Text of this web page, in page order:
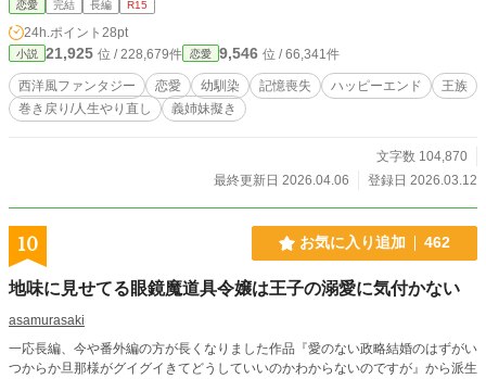
度は利用なんかされない！ 自分の人生を生きると決めた。 ※作者の妄想の産物
です 海よりも広い心でお読みください 4/3短編から長編に変更しました 他サイ
トにも投稿しています
恋愛 完結 長編 R15
24h.ポイント 28pt
小説 21,925 位 / 228,679件 恋愛 9,546 位 / 66,341件
西洋風ファンタジー 恋愛 幼馴染 記憶喪失 ハッピーエンド
王族
巻き戻り/人生やり直し
義姉妹擬き
文字数 104,870
最終更新日 2026.04.06
登録日 2026.03.12
10 お気に入り追加 462
地味に見せてる眼鏡魔道具令嬢は王子の溺愛に気付かない
asamurasaki
一応長編、今や番外編の方が長くなりました作品『愛のない政略結婚のはずがい
つからか旦那様がグイグイきてどうしていいのかわからないのですが』から派生